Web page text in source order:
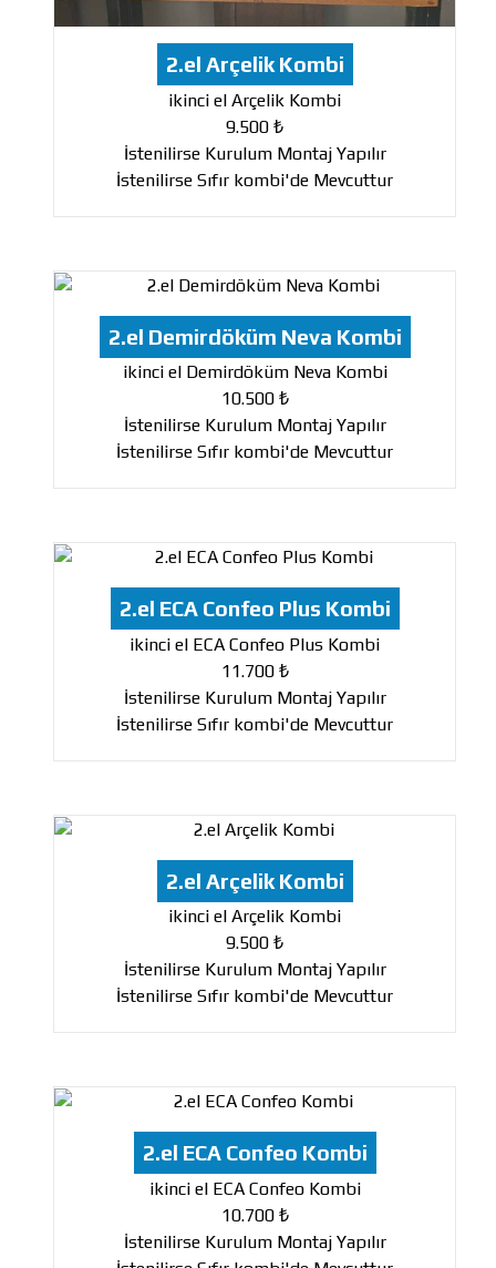
2.el Arçelik Kombi
ikinci el Arçelik Kombi
9.500 ₺
İstenilirse Kurulum Montaj Yapılır
İstenilirse Sıfır kombi'de Mevcuttur
2.el Demirdöküm Neva Kombi
ikinci el Demirdöküm Neva Kombi
10.500 ₺
İstenilirse Kurulum Montaj Yapılır
İstenilirse Sıfır kombi'de Mevcuttur
2.el ECA Confeo Plus Kombi
ikinci el ECA Confeo Plus Kombi
11.700 ₺
İstenilirse Kurulum Montaj Yapılır
İstenilirse Sıfır kombi'de Mevcuttur
2.el Arçelik Kombi
ikinci el Arçelik Kombi
9.500 ₺
İstenilirse Kurulum Montaj Yapılır
İstenilirse Sıfır kombi'de Mevcuttur
2.el ECA Confeo Kombi
ikinci el ECA Confeo Kombi
10.700 ₺
İstenilirse Kurulum Montaj Yapılır